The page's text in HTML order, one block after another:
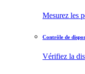
Mesurez les
Contrôle de
Vérifiez la